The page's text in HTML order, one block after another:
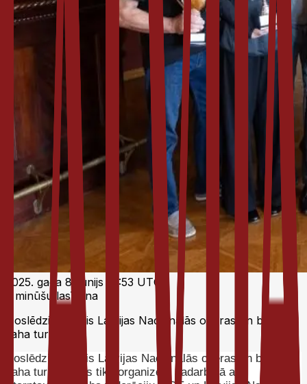
2025. gada 8. jūnijs 19:53 UTC
2 minūšu lasīšana
Noslēdzies otrais Latvijas Nacionālās operas un baleta
šaha turnīrs
Noslēdzies otrais Latvijas Nacionālās operas un baleta
šaha turnīrs, kas tika organizēts sadarbībā ar